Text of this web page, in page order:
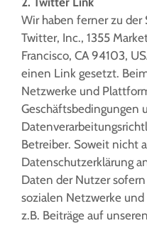
Wir haben ferner zu
Twitter, Inc., 1355
Francisco, CA 94103,
einen Link gesetzt.
Netzwerke und
Geschäftsbedingungen
Betreiber. Soweit nicht
Datenschutzerklärung
Daten der Nutzer
sozialen Netzwerke
z.B. Beiträge auf